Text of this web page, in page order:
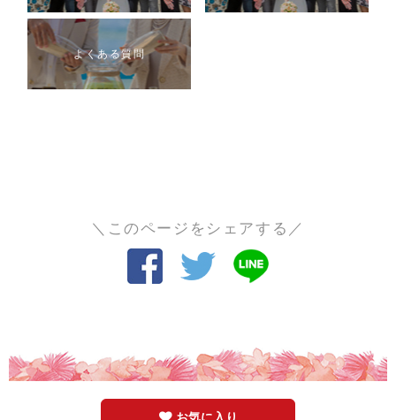
魅力
よくある質問
＼このページをシェアする／